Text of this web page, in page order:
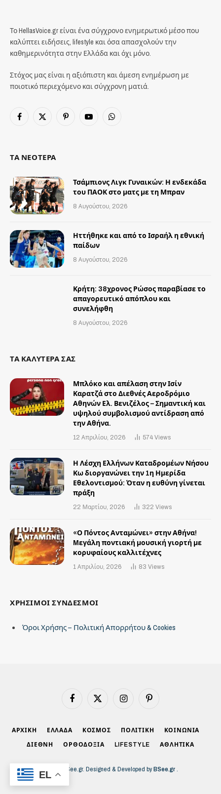
Το HellasVoice.gr είναι ένα σύγχρονο ενημερωτικό μέσο που
καλύπτει ειδήσεις, lifestyle και όσα απασχολούν την
καθημερινότητα στην Ελλάδα και όχι μόνο.
Στόχος μας είναι η αξιόπιστη και άμεση ενημέρωση με
ποιοτικό περιεχόμενο και σύγχρονη ματιά.
Facebook
X
PinterestYouTubeWhatsApp
ΤΑ ΝΕΟΤΕΡΑ
Τσάμπιονς Λιγκ Γυναικών: Η ενδεκάδα
του ΠΑΟΚ στο ματς με τη Μπραν
8 Αυγούστου, 2026
Ηττήθηκε και από το Ισραήλ η εθνική
παίδων
8 Αυγούστου, 2026
Κρήτη: 38χρονος Ρώσος παραβίασε το
απαγορευτικό απόπλου και
συνελήφθη
8 Αυγούστου, 2026
ΤΑ ΚΑΛΥΤΕΡΑ ΣΑΣ
Μπλόκο και απέλαση στην Ισίν
Καρατζά στο Διεθνές Αεροδρόμιο
Αθηνών Ελ. Βενιζέλος – Σημαντική και
υψηλού συμβολισμού αντίδραση από
την Αθήνα.
12 Απριλίου, 2026 574 Views
Η Λέσχη Ελλήνων Καταδρομέων Νήσου
Κω διοργανώνει την 1η Ημερίδα
Εθελοντισμού: Όταν η ευθύνη γίνεται
πράξη
22 Μαρτίου, 2026 322 Views
«Ο Πόντος Ανταμώνει» στην Αθήνα!
Mεγάλη ποντιακή μουσική γιορτή με
κορυφαίους καλλιτέχνες
1 Απριλίου, 2026 83 Views
ΧΡΗΣΙΜΟΙ ΣΥΝΔΕΣΜΟΙ
Όροι Χρήσης – Πολιτική Απορρήτου & Cookies
Facebook X
Instagram Pinterest
ΑΡΧΙΚΗ ΕΛΛΑΔΑ ΚΟΣΜΟΣ ΠΟΛΙΤΙΚΗ ΚΟΙΝΩΝΙΑ
ΔΙΕΘΝΗ ΟΡΘΟΔΟΞΙΑ LIFESTYLE ΑΘΛΗΤΙΚΑ
© 2026 BSee.gr. Designed & Developed byBSee.gr.
EL